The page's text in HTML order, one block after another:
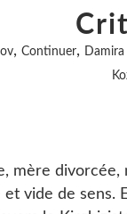
, Continuer,
mère
vide de sens.